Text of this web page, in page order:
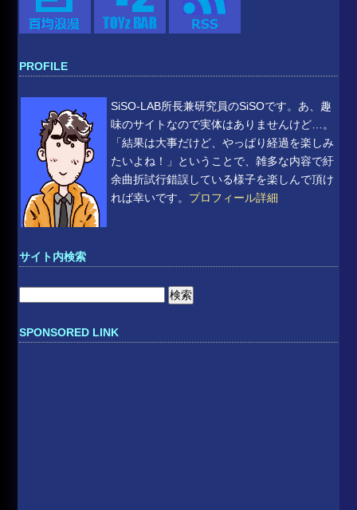
PROFILE
SiSO-LAB所長兼研究員のSiSOです。あ、趣
味のサイトなので実体はありませんけど…。
「結果は大事だけど、やっぱり経過を楽しみ
たいよね！」ということで、雑多な内容で紆
余曲折試行錯誤している様子を楽しんで頂け
れば幸いです。 プロフィール詳細
サイト内検索
SPONSORED LINK